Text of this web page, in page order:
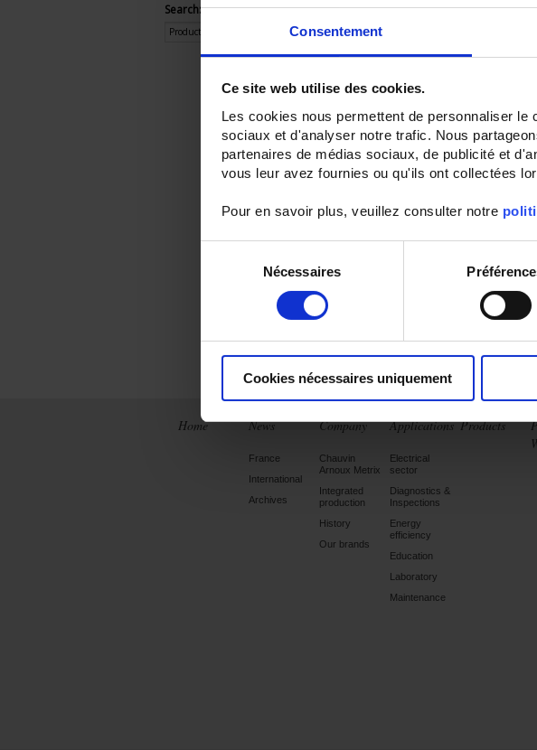
Consentement
Ce site web utilise des cookies.
Les cookies nous permettent de personnaliser
sociaux et d'analyser notre trafic. Nous
partenaires de médias sociaux, de publicité et
vous leur avez fournies ou qu'ils ont collectées
Pour en savoir plus, veuillez consulter notre
consentement
Nécessaires
Cookies nécessaires uniquement
Search:
C.A 850
7-bar digital
Home News
France
International
Archives
Company
Chauvin
Arnoux Metrix
Integrated
production
History
Our brands
Applications
Electrical
sector
Diagnostics &
Inspections
Energy
efficiency
Education
Laboratory
Maintenance
Products